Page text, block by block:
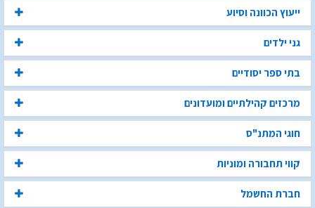
ייעוץ הכוונה וסיוע
גני ילדים
בתי ספר יסודיים
מרכזים קהילתיים ומועדונים
חוגי המתנ"ס
קווי תחבורה ומוניות
חברת החשמל